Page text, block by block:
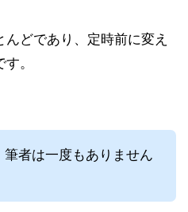
どであり、定時前に変え
。
者は一度もありません